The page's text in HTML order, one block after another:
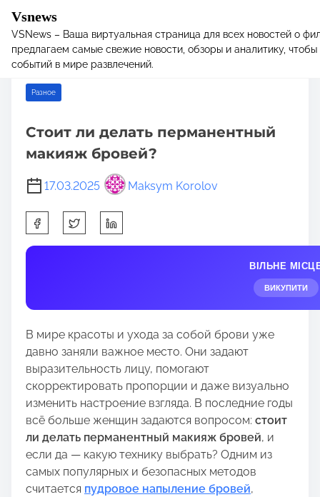
Vsnews
VSNews – Ваша виртуальная страница для всех новостей о
предлагаем самые свежие новости, обзоры и аналитику,
событий в мире развлечений.
Home/Разное/ Стоит ли делать перманентный макияж
бровей?
Разное
Стоит ли делать перманентный
макияж бровей?
17.03.2025 Maksym Korolov
h
a
t
i
s
p
o
s
t
o
n
:
ВІЛЬНЕ
ВИКУПИТИ
В мире красоты и ухода за собой брови уже
давно заняли важное место. Они задают
выразительность лицу, помогают
скорректировать пропорции и даже визуально
изменить настроение взгляда. В последние годы
всё больше женщин задаются вопросом: стоит
ли делать перманентный макияж бровей, и
если да — какую технику выбрать? Одним из
самых популярных и безопасных методов
считается пудровое напыление бровей,